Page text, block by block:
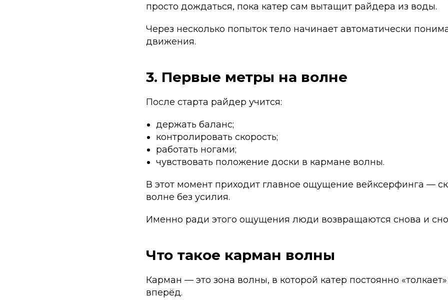
просто дождаться, пока катер сам вытащит райдера из воды.
Через несколько попыток тело начинает автоматически
движения.
3. Первые метры на волне
После старта райдер учится:
держать баланс;
контролировать скорость;
работать ногами;
чувствовать положение доски в кармане волны.
В этот момент приходит главное ощущение вейксерфинга —
волне без усилия.
Именно ради этого ощущения люди возвращаются снова и
Что такое карман волны
Карман — это зона волны, в которой катер постоянно
вперёд.